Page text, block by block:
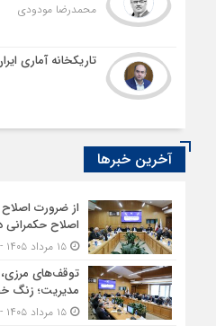
محمدرضا مودودی
تاریکخانه آماری
آخرین خبرها
از ضرورت
اصلاح حکمرانی
۱۵ مرداد ۱۴۰۵ - ۱۲:۵۴
توقف‌های
مدیریت؛ زنگ
۱۵ مرداد ۱۴۰۵ - ۱۲:۲۷